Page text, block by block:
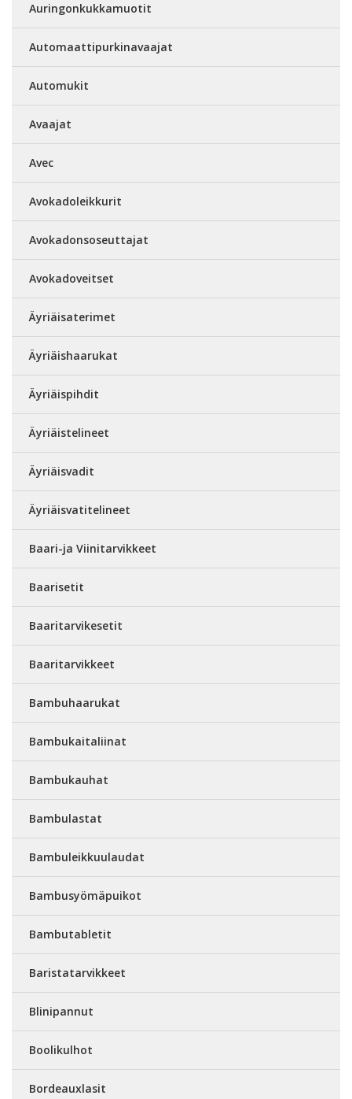
Auringonkukkamuotit
Automaattipurkinavaajat
Automukit
Avaajat
Avec
Avokadoleikkurit
Avokadonsoseuttajat
Avokadoveitset
Äyriäisaterimet
Äyriäishaarukat
Äyriäispihdit
Äyriäistelineet
Äyriäisvadit
Äyriäisvatitelineet
Baari-ja Viinitarvikkeet
Baarisetit
Baaritarvikesetit
Baaritarvikkeet
Bambuhaarukat
Bambukaitaliinat
Bambukauhat
Bambulastat
Bambuleikkuulaudat
Bambusyömäpuikot
Bambutabletit
Baristatarvikkeet
Blinipannut
Boolikulhot
Bordeauxlasit